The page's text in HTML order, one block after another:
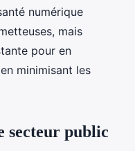
numérique
mais
pour en
minimisant les
secteur public